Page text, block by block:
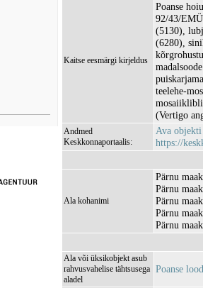
Kaitse eesmärgi kirjeldus
Poanse
92/43/
(5130),
(6280),
teelehe-
(Vertigo
Andmed
Keskkonnaportaalis:
Ava objekti
https://
Ala kohanimi
Pärnu
Pärnu
Pärnu
Pärnu
Pärnu
Ala või üksikobjekt asub
rahvusvahelise tähtsusega
aladel
Poanse